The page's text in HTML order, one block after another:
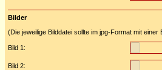
Bilder
(Die jeweilige Bilddatei sollte im jpg-Format mit
Bild 1:
Bild 2: